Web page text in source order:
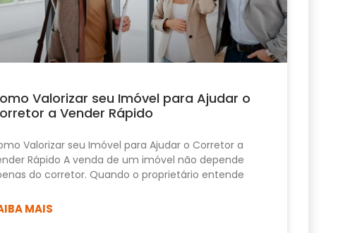
Valorizar seu Imóvel para Ajudar o
a Vender Rápido
Valorizar seu Imóvel para Ajudar o Corretor a
Rápido A venda de um imóvel não depende
do corretor. Quando o proprietário entende
MAIS